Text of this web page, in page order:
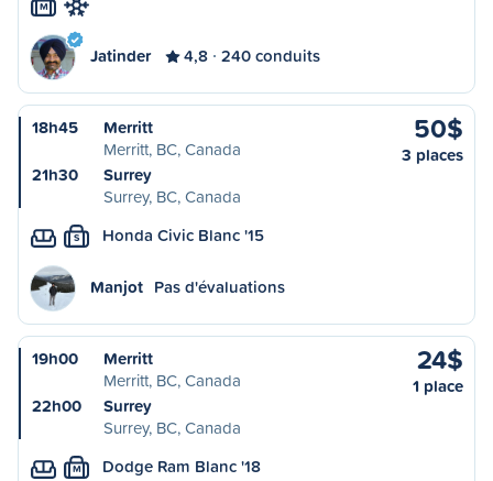
M
Jatinder 4,8 240 conduits
18h45
Merritt
Merritt, BC, Canada
21h30
Surrey
Surrey, BC, Canada
50$
3 places
S Honda Civic Blanc '15
Manjot Pas d'évaluations
19h00
Merritt
Merritt, BC, Canada
22h00
Surrey
Surrey, BC, Canada
24$
1 place
M Dodge Ram Blanc '18